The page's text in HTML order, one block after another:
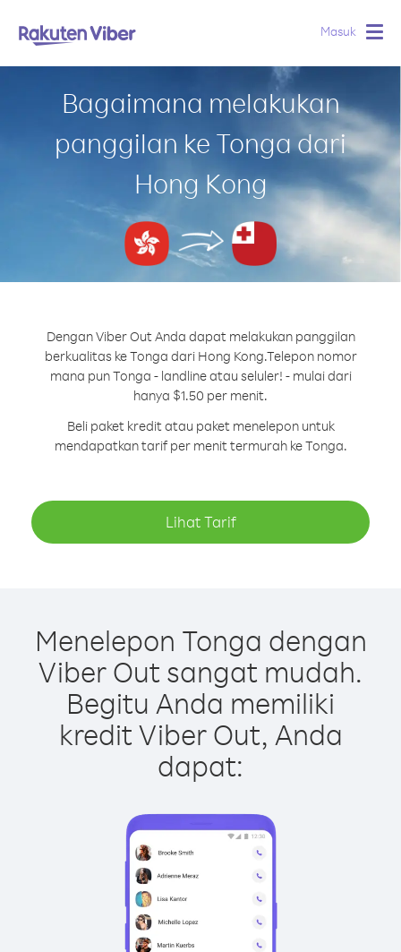
Masuk
Bagaimana melakukan
panggilan ke Tonga dari
Hong Kong
Dengan Viber Out Anda dapat melakukan panggilan
berkualitas ke Tonga dari Hong Kong.Telepon nomor
mana pun Tonga - landline atau seluler! - mulai dari
hanya $1.50 per menit.
Beli paket kredit atau paket menelepon untuk
mendapatkan tarif per menit termurah ke Tonga.
Lihat Tarif
Menelepon Tonga dengan
Viber Out sangat mudah.
Begitu Anda memiliki
kredit Viber Out, Anda
dapat: